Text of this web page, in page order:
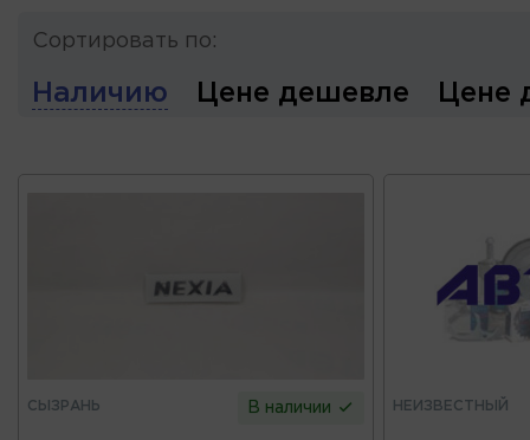
Сортировать по:
Наличию Цене дешевле Цене
СЫЗРАНЬ В наличии НЕИЗВЕСТНЫЙ